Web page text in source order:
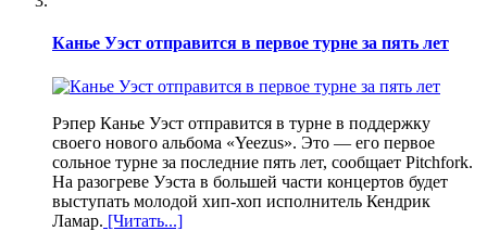
Канье Уэст отправится в первое турне за пять лет
Рэпер Канье Уэст отправится в турне в поддержку
своего нового альбома «Yeezus». Это — его первое
сольное турне за последние пять лет, сообщает Pitchfork.
На разогреве Уэста в большей части концертов будет
выступать молодой хип-хоп исполнитель Кендрик
Ламар. [Читать...]